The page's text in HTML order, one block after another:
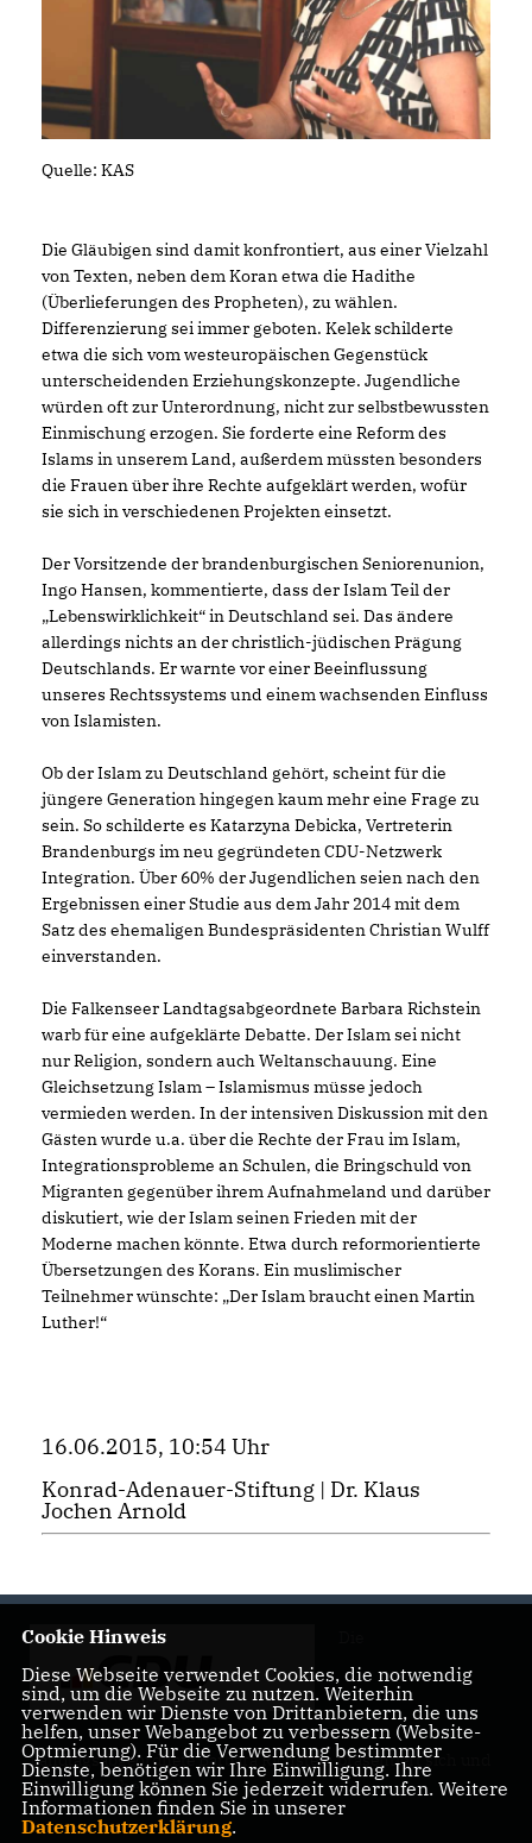
Quelle: KAS
Die Gläubigen sind damit konfrontiert, aus einer Vielzahl
von Texten, neben dem Koran etwa die Hadithe
(Überlieferungen des Propheten), zu wählen.
Differenzierung sei immer geboten. Kelek schilderte
etwa die sich vom westeuropäischen Gegenstück
unterscheidenden Erziehungskonzepte. Jugendliche
würden oft zur Unterordnung, nicht zur selbstbewussten
Einmischung erzogen. Sie forderte eine Reform des
Islams in unserem Land, außerdem müssten besonders
die Frauen über ihre Rechte aufgeklärt werden, wofür
sie sich in verschiedenen Projekten einsetzt.
Der Vorsitzende der brandenburgischen Seniorenunion,
Ingo Hansen, kommentierte, dass der Islam Teil der
Lebenswirklichkeit“ in Deutschland sei. Das ändere
allerdings nichts an der christlich-jüdischen Prägung
Deutschlands. Er warnte vor einer Beeinflussung
unseres Rechtssystems und einem wachsenden Einfluss
von Islamisten.
Ob der Islam zu Deutschland gehört, scheint für die
jüngere Generation hingegen kaum mehr eine Frage zu
sein. So schilderte es Katarzyna Debicka, Vertreterin
Brandenburgs im neu gegründeten CDU-Netzwerk
Integration. Über 60% der Jugendlichen seien nach den
Ergebnissen einer Studie aus dem Jahr 2014 mit dem
Satz des ehemaligen Bundespräsidenten Christian Wulff
einverstanden.
Die Falkenseer Landtagsabgeordnete Barbara Richstein
warb für eine aufgeklärte Debatte. Der Islam sei nicht
nur Religion, sondern auch Weltanschauung. Eine
Gleichsetzung Islam – Islamismus müsse jedoch
vermieden werden. In der intensiven Diskussion mit den
Gästen wurde u.a. über die Rechte der Frau im Islam,
Integrationsprobleme an Schulen, die Bringschuld von
Migranten gegenüber ihrem Aufnahmeland und darüber
diskutiert, wie der Islam seinen Frieden mit der
Moderne machen könnte. Etwa durch reformorientierte
Übersetzungen des Korans. Ein muslimischer
Teilnehmer wünschte: „Der Islam braucht einen Martin
Luther!“
16.06.2015, 10:54 Uhr
Konrad-Adenauer-Stiftung | Dr. Klaus
Jochen Arnold
Landtagsabgeordnete Barbara Richstein präsentiert sich und
ihre politischen Ziele.
Cookie Hinweis
Diese Webseite verwendet Cookies, die notwendig
sind, um die Webseite zu nutzen. Weiterhin
verwenden wir Dienste von Drittanbietern, die uns
helfen, unser Webangebot zu verbessern (Website-
Optmierung). Für die Verwendung bestimmter
Dienste, benötigen wir Ihre Einwilligung. Ihre
Einwilligung können Sie jederzeit widerrufen. Weitere
Informationen finden Sie in unserer
Datenschutzerklärung.